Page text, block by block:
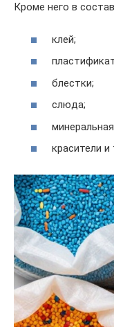
Кроме него в
клей;
блестки;
слюда;
красители и